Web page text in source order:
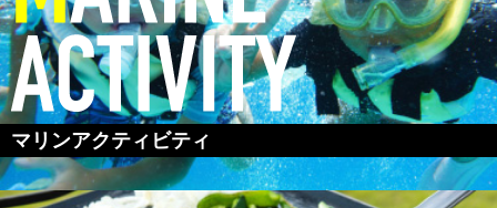
マリンアクティビティ